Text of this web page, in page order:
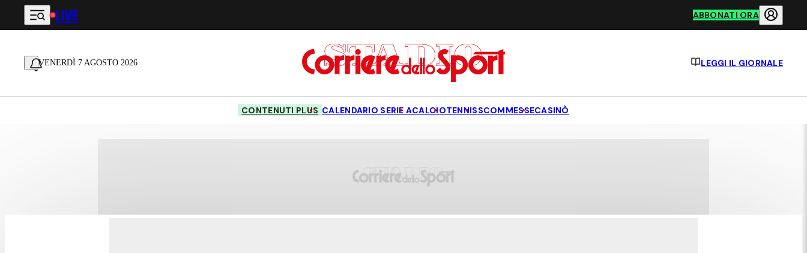
Vai al contenuto principale
LIVE ABBONATI ORA
VENERDÌ 7 AGOSTO 2026 LEGGI IL GIORNALE
CONTENUTI PLUS CALENDARIO SERIE ACALCIOTENNISSCOMMESSECASINÒ